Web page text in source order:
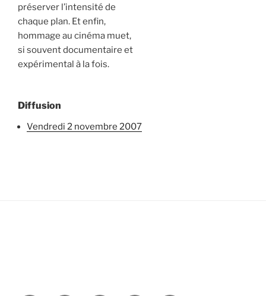
préserver l’intensité de
chaque plan. Et enfin,
hommage au cinéma muet,
si souvent documentaire et
expérimental à la fois.
Diffusion
vendredi 2 novembre 2007